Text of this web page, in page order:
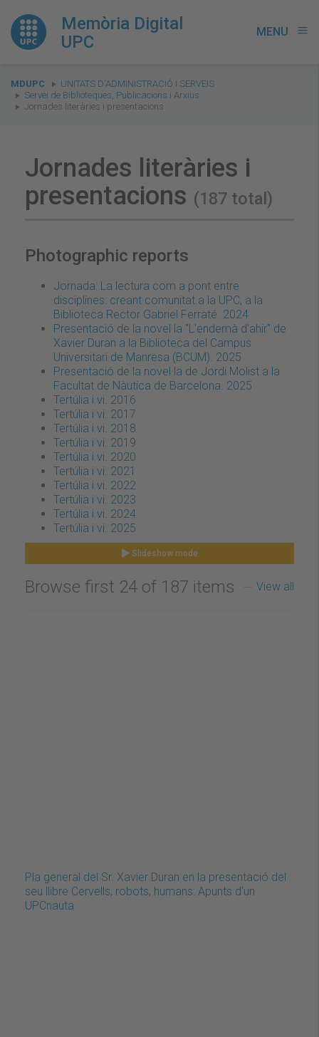
Memòria Digital
UPC
MENU menu
You
are
here:
MDUPC
UNITATS D'ADMINISTRACIÓ I SERVEIS
Servei de Biblioteques, Publicacions i Arxius
Jornades literàries i presentacions
Jornades literàries i
presentacions (187 total)
Photographic reports
Jornada: La lectura com a pont entre
disciplines: creant comunitat a la UPC, a la
Biblioteca Rector Gabriel Ferraté. 2024
Presentació de la novel·la "L'endemà d'ahir" de
Xavier Duran a la Biblioteca del Campus
Universitari de Manresa (BCUM). 2025
Presentació de la novel·la de Jordi Molist a la
Facultat de Nàutica de Barcelona. 2025
Tertúlia i vi. 2016
Tertúlia i vi. 2017
Tertúlia i vi. 2018
Tertúlia i vi. 2019
Tertúlia i vi. 2020
Tertúlia i vi. 2021
Tertúlia i vi. 2022
Tertúlia i vi. 2023
Tertúlia i vi. 2024
Tertúlia i vi. 2025
Slideshow mode
Browse first 24 of 187 items View all
Pla general del Sr. Xavier Duran en la presentació del
seu llibre Cervells, robots, humans: Apunts d'un
UPCnauta